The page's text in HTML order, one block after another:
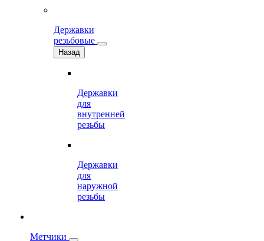
Державки
резьбовые
Назад
Державки
для
внутренней
резьбы
Державки
для
наружной
резьбы
Метчики